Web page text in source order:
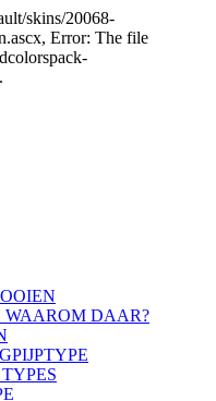
skins/20068-
Error: The file
WAAROM DAAR?